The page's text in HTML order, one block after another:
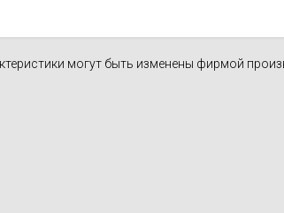
могут быть изменены фирмой